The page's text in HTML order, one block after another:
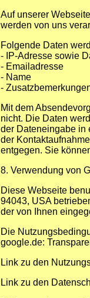
Auf unserer
werden von uns
Folgende Daten
- IP-Adresse sowie
- Emailadresse
- Name
-
Mit dem
nicht. Die Daten
der Dateneingabe in
der
entgegen. Sie
8. Verwendung von
Diese Webseite
94043, USA
der von Ihnen
Die
google.de:
Link zu den
Link zu den